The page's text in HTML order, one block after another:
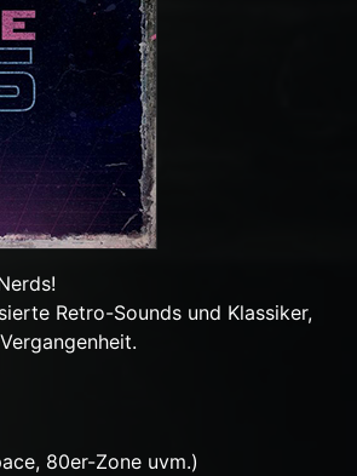
Retro-Sounds und Klassiker,
80er-Zone uvm.)